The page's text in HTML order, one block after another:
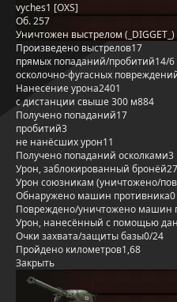
vyches1 [OXS]
Об. 257
Уничтожен выстрелом (_DIGGET_)
Произведено выстрелов17
прямых попаданий/пробитий14/6
осколочно-фугасных
Нанесение урона2401
с дистанции свыше 300 м884
Получено попаданий17
пробитий3
не нанёсших урон11
Получено попаданий осколками3
Урон, заблокированный бронёй
Урон союзникам (уничтожено/
Обнаружено машин противника0
Повреждено/уничтожено машин
Урон, нанесённый с помощью
Очки захвата/защиты базы0/24
Пройдено километров1,68
Закрыть